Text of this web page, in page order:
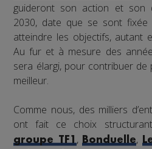
guideront son action et son
2030, date que se sont
atteindre les objectifs, autant
Au fur et à mesure des
sera élargi, pour contribuer de
meilleur.
Comme nous, des milliers
ont fait ce choix
groupe TF1 , Bonduelle,